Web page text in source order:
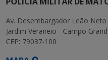
Av. Desembargador Leão
Jardim Veraneio - Campo
CEP: 79037-100